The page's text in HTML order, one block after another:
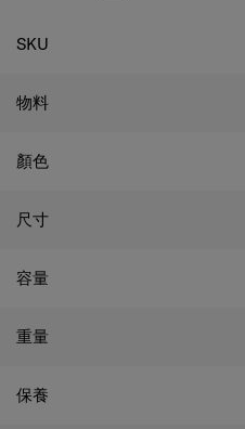
規格
SKU
物料
顏色
尺寸
容量
重量
保養